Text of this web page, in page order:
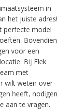
in
het juiste adres!
perfecte model
Bovendien
voor een
Bij Elek
met
wilt weten over
heeft, nodigen
aan te vragen.